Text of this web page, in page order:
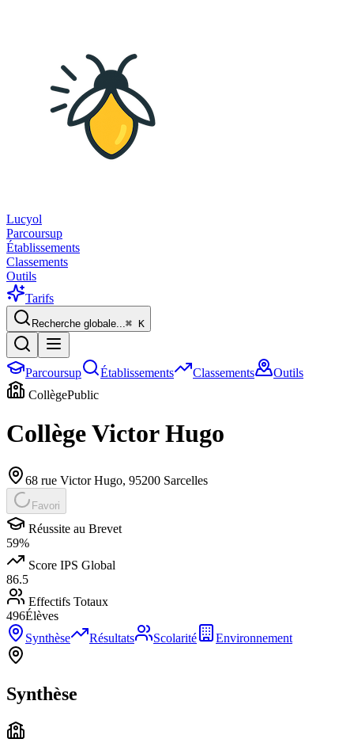
Lucyol
Parcoursup
Établissements
Classements
Outils
Tarifs
Recherche globale...⌘ K
Parcoursup Établissements Classements
Outils
CollègePublic
Collège Victor Hugo
68 rue Victor Hugo, 95200 Sarcelles
Favori
Réussite au Brevet
59%
Score IPS Global
86.5
Effectifs Totaux
496Élèves
Synthèse
Résultats Scolarité Environnement
Synthèse